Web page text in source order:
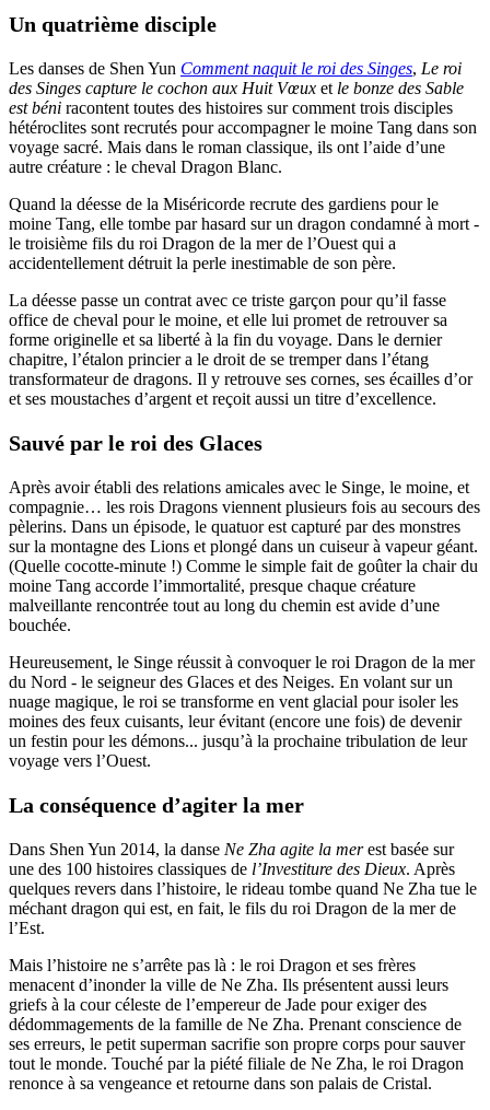
Un quatrième disciple
Les danses de Shen Yun Comment naquit le roi des Singes, Le roi
des Singes capture le cochon aux Huit Vœux et le bonze des Sable
est béni racontent toutes des histoires sur comment trois disciples
hétéroclites sont recrutés pour accompagner le moine Tang dans son
voyage sacré. Mais dans le roman classique, ils ont l’aide d’une
autre créature : le cheval Dragon Blanc.
Quand la déesse de la Miséricorde recrute des gardiens pour le
moine Tang, elle tombe par hasard sur un dragon condamné à mort -
le troisième fils du roi Dragon de la mer de l’Ouest qui a
accidentellement détruit la perle inestimable de son père.
La déesse passe un contrat avec ce triste garçon pour qu’il fasse
office de cheval pour le moine, et elle lui promet de retrouver sa
forme originelle et sa liberté à la fin du voyage. Dans le dernier
chapitre, l’étalon princier a le droit de se tremper dans l’étang
transformateur de dragons. Il y retrouve ses cornes, ses écailles d’or
et ses moustaches d’argent et reçoit aussi un titre d’excellence.
Sauvé par le roi des Glaces
Après avoir établi des relations amicales avec le Singe, le moine, et
compagnie… les rois Dragons viennent plusieurs fois au secours des
pèlerins. Dans un épisode, le quatuor est capturé par des monstres
sur la montagne des Lions et plongé dans un cuiseur à vapeur géant.
(Quelle cocotte-minute !) Comme le simple fait de goûter la chair du
moine Tang accorde l’immortalité, presque chaque créature
malveillante rencontrée tout au long du chemin est avide d’une
bouchée.
Heureusement, le Singe réussit à convoquer le roi Dragon de la mer
du Nord - le seigneur des Glaces et des Neiges. En volant sur un
nuage magique, le roi se transforme en vent glacial pour isoler les
moines des feux cuisants, leur évitant (encore une fois) de devenir
un festin pour les démons... jusqu’à la prochaine tribulation de leur
voyage vers l’Ouest.
La conséquence d’agiter la mer
Dans Shen Yun 2014, la danse Ne Zha agite la merest basée sur
une des 100 histoires classiques de l’Investiture des Dieux. Après
quelques revers dans l’histoire, le rideau tombe quand Ne Zha tue le
méchant dragon qui est, en fait, le fils du roi Dragon de la mer de
l’Est.
Mais l’histoire ne s’arrête pas là : le roi Dragon et ses frères
menacent d’inonder la ville de Ne Zha. Ils présentent aussi leurs
griefs à la cour céleste de l’empereur de Jade pour exiger des
dédommagements de la famille de Ne Zha. Prenant conscience de
ses erreurs, le petit superman sacrifie son propre corps pour sauver
tout le monde. Touché par la piété filiale de Ne Zha, le roi Dragon
renonce à sa vengeance et retourne dans son palais de Cristal.